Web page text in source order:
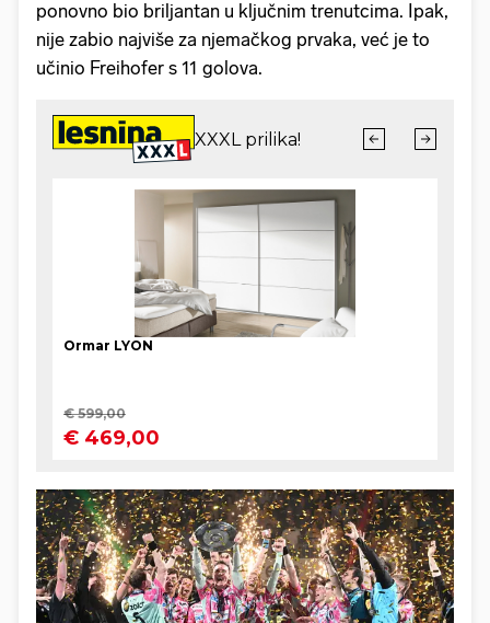
ponovno bio briljantan u ključnim trenutcima. Ipak,
nije zabio najviše za njemačkog prvaka, već je to
učinio Freihofer s 11 golova.